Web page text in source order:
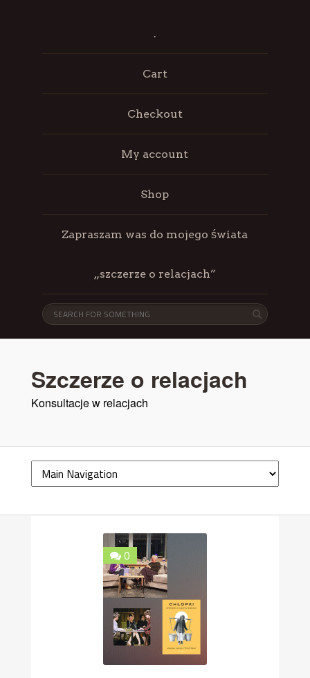
.
Cart
Checkout
My account
Shop
Zapraszam was do mojego świata
„szczerze o relacjach”
Szczerze o relacjach
Konsultacje w relacjach
0